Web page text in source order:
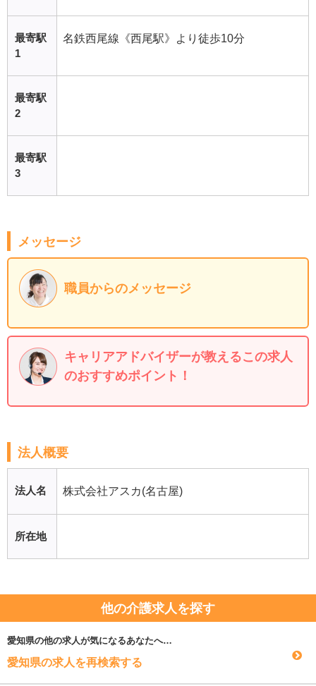
最寄駅
1
名鉄西尾線《西尾駅》より徒歩10分
最寄駅
2
最寄駅
3
メッセージ
職員からのメッセージ
キャリアアドバイザーが教えるこの求人
のおすすめポイント！
法人概要
法人名 株式会社アスカ(名古屋)
所在地
他の介護求人を探す
愛知県の他の求人が気になるあなたへ…
愛知県の求人を再検索する